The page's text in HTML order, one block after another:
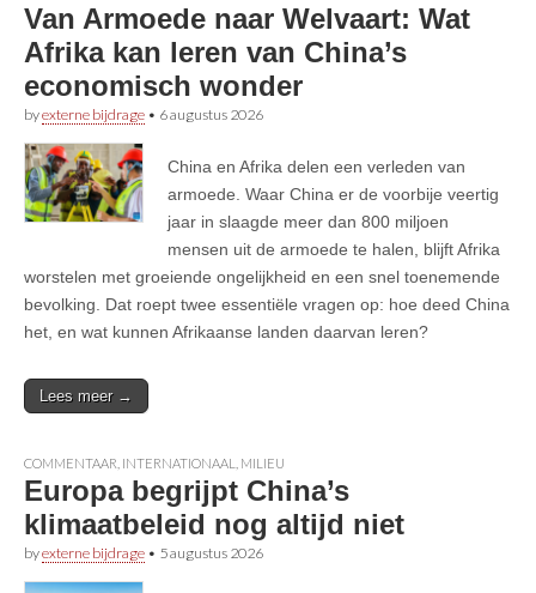
Van Armoede naar Welvaart: Wat
Afrika kan leren van China’s
economisch wonder
byexterne bijdrage • 6 augustus 2026
China en Afrika delen een verleden van
armoede. Waar China er de voorbije veertig
jaar in slaagde meer dan 800 miljoen
mensen uit de armoede te halen, blijft Afrika
worstelen met groeiende ongelijkheid en een snel toenemende
bevolking. Dat roept twee essentiële vragen op: hoe deed China
het, en wat kunnen Afrikaanse landen daarvan leren?
Lees meer →
COMMENTAAR INTERNATIONAAL MILIEU
Europa begrijpt China’s
klimaatbeleid nog altijd niet
byexterne bijdrage • 5 augustus 2026